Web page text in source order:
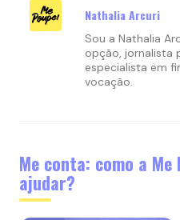
Nathalia Arcuri
Sou a Nathalia
opção, jornalista
especialista em
vocação.
Me conta: como a Me
ajudar?